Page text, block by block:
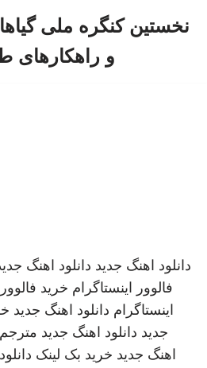
نخستین کنگره ملی
و راهکارهای
دانلود اهنگ جدید دانلود اهنگ
فالوور اینستاگرام خرید
اینستاگرام دانلود اهنگ جدید
جدید دانلود اهنگ جدید
اهنگ جدید خرید بک لینک